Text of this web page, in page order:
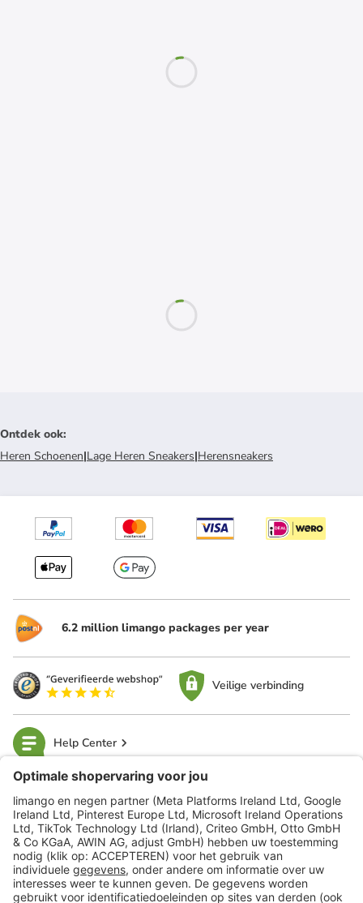
Ontdek ook:
Heren Schoenen|Lage Heren Sneakers|Herensneakers
6.2 million limango packages per year
Veilige verbinding
Help Center
limango
Veilig winkelen
Klantenservice